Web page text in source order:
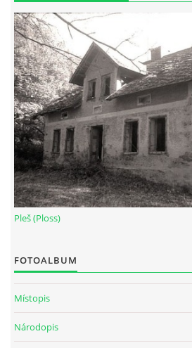
Pleš (Ploss)
FOTOALBUM
Místopis
Národopis